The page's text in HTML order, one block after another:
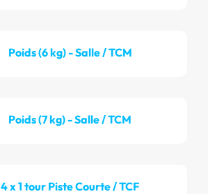
Poids (6 kg) - Salle / TCM
Poids (7 kg) - Salle / TCM
4 x 1 tour Piste Courte / TCF